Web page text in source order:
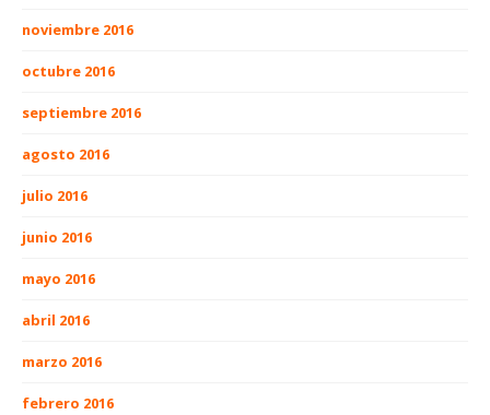
noviembre 2016
octubre 2016
septiembre 2016
agosto 2016
julio 2016
junio 2016
mayo 2016
abril 2016
marzo 2016
febrero 2016